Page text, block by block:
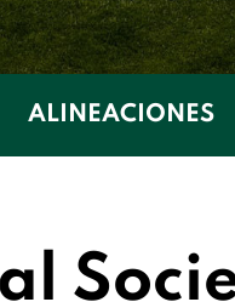
ALINEACIONES